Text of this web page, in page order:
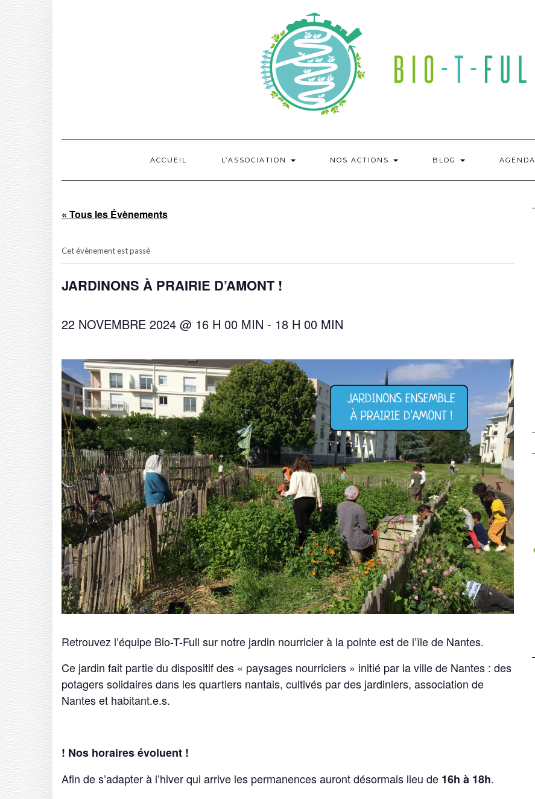
ACCUEIL L’ASSOCIATION NOS ACTIONS BLOG AGENDA
« Tous les Évènements
Cet évènement est passé
JARDINONS À PRAIRIE D’AMONT !
22 NOVEMBRE 2024 @ 16 H 00 MIN - 18 H 00 MIN
Retrouvez l’équipe Bio-T-Full sur notre jardin nourricier à la pointe est de l’île de Nantes.
Ce jardin fait partie du dispositif des « paysages nourriciers » initié par la ville de Nantes : des
potagers solidaires dans les quartiers nantais, cultivés par des jardiniers, association de
Nantes et habitant.e.s.
! Nos horaires évoluent !
Afin de s’adapter à l’hiver qui arrive les permanences auront désormais lieu de 16h à 18h.